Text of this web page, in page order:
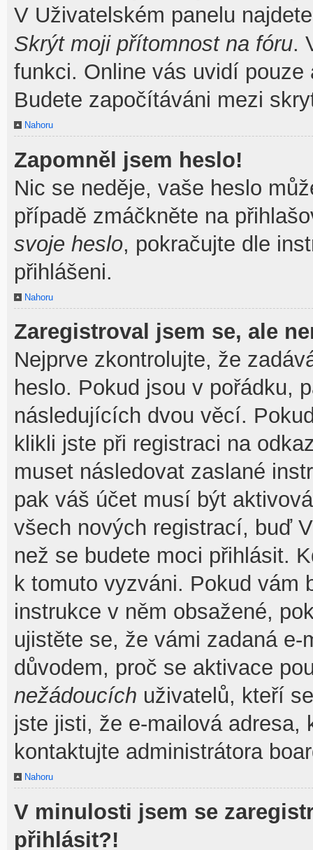
V Uživatelském panelu
Skrýt moji přítomnost na fóru.
funkci. Online vás uvidí
Budete započítáváni mezi
Nahoru
Zapomněl jsem heslo!
Nic se neděje, vaše heslo
případě zmáčkněte na
svoje heslo, pokračujte dle
přihlášeni.
Nahoru
Zaregistroval jsem se, ale
Nejprve zkontrolujte, že
heslo. Pokud jsou v pořádku,
následujících dvou věcí.
klikli jste při registraci na
muset následovat zaslané
pak váš účet musí být
všech nových registrací, buď
než se budete moci přihlásit.
k tomuto vyzváni. Pokud vám
instrukce v něm obsažené,
ujistěte se, že vámi zadaná
důvodem, proč se aktivace
nežádoucích uživatelů, kteří
jste jisti, že e-mailová adresa,
kontaktujte administrátora
Nahoru
V minulosti jsem se
přihlásit?!